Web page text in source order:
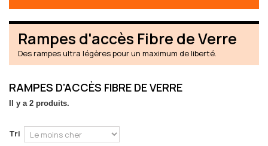
Rampes d'accès Fibre de Verre
Des rampes ultra légères pour un maximum de liberté.
RAMPES D'ACCÈS FIBRE DE VERRE
Il y a 2 produits.
Tri